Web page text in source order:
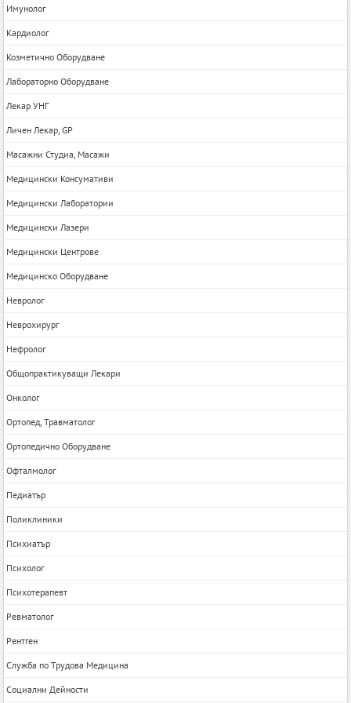
Имунолог
Кардиолог
Козметично Оборудване
Лабораторно Оборудване
Лекар УНГ
Личен Лекар, GP
Масажни Студиа, Масажи
Медицински Консумативи
Медицински Лаборатории
Медицински Лазери
Медицински Центрове
Медицинско Оборудване
Невролог
Неврохирург
Нефролог
Общопрактикуващи Лекари
Онколог
Ортопед, Травматолог
Ортопедично Оборудване
Офталмолог
Педиатър
Поликлиники
Психиатър
Психолог
Психотерапевт
Ревматолог
Рентген
Служба по Трудова Медицина
Социални Дейности